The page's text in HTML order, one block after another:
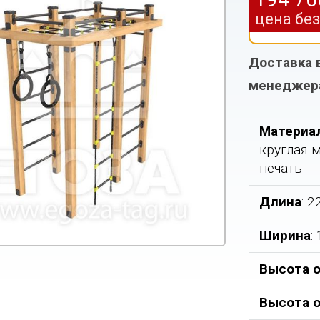
цена
Доставка
круглая
печать
Длина:
Ширина:
Высота
Высота